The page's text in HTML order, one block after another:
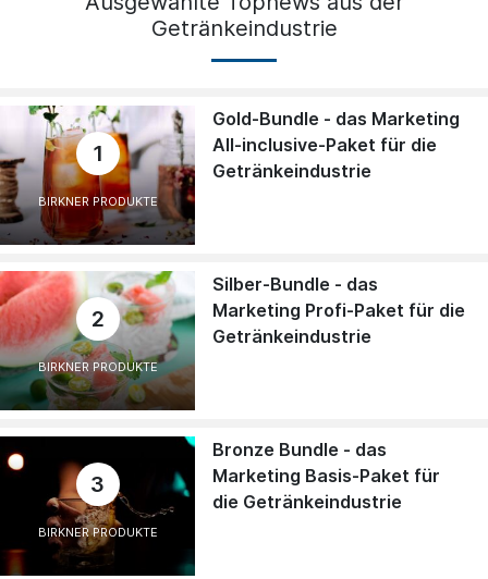
Getränkeindustrie
1
BIRKNER PRODUKTE
Gold-Bundle - das Marketing
All-inclusive-Paket für die
Getränkeindustrie
2
BIRKNER PRODUKTE
Silber-Bundle - das
Marketing Profi-Paket für die
Getränkeindustrie
3
BIRKNER PRODUKTE
Bronze Bundle - das
Marketing Basis-Paket für
die Getränkeindustrie